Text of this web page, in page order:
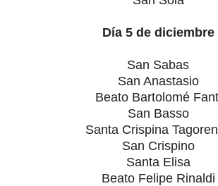
Día 5 de diciembre
San Sabas
San Anastasio
Beato Bartolomé
San Basso
Santa Crispina
San Crispino
Santa Elisa
Beato Felipe Rinaldi